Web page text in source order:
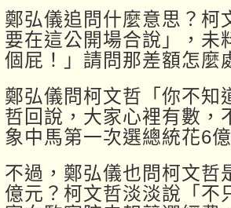
鄭弘儀追問什麼意思？柯
要在這公開場合說」，未
個屁！」請問那差額怎麼
鄭弘儀問柯文哲「你不知
哲回說，大家心裡有數，
象中馬第一次選總統花6
不過，鄭弘儀也問柯文哲
億元？柯文哲淡淡說「不